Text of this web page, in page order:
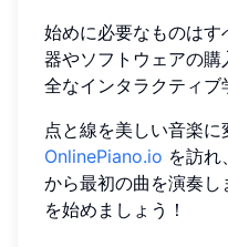
始めに必要なものは
器やソフトウェアの
全なインタラクティブ
点と線を美しい音楽
OnlinePiano.io を訪れ
から最初の曲を演奏
を始めましょう！